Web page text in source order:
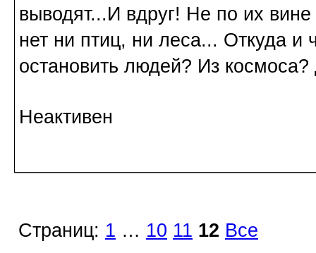
выводят...И вдруг! Не по их
нет ни птиц, ни леса... Откуда и
остановить людей? Из
Неактивен
Страниц: 1 … 10 11 12 Все